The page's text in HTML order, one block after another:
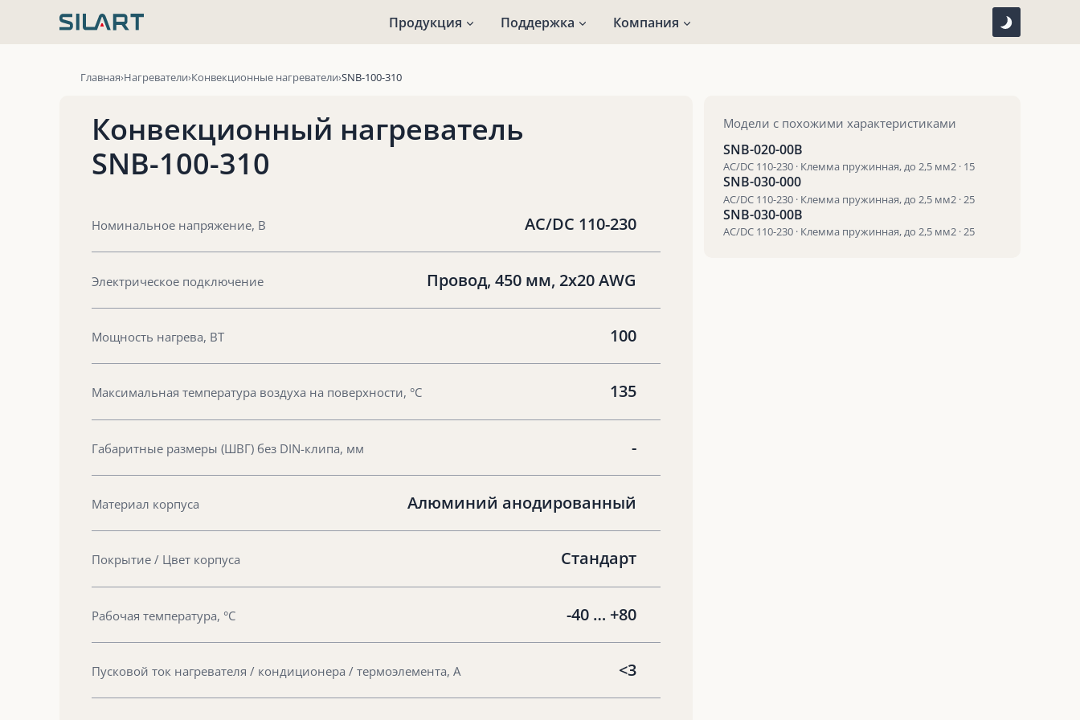
Продукция Поддержка Компания
Главная Нагреватели Конвекционные нагреватели SNB-100-310
Конвекционный нагреватель
SNB-100-310
Номинальное напряжение, В AC/DC 110-230
Электрическое подключение Провод, 450 мм, 2х20 AWG
Мощность нагрева, ВТ 100
Максимальная температура воздуха на поверхности, °С 135
Габаритные размеры (ШВГ) без DIN-клипа, мм -
Материал корпуса Алюминий анодированный
Покрытие / Цвет корпуса Стандарт
Рабочая температура, °С -40 … +80
Пусковой ток нагревателя / кондиционера / термоэлемента, А <3
Модели с похожими характеристиками
SNB-020-00B
AC/DC 110-230 · Клемма пружинная, до 2,5 мм2 · 15
SNB-030-000
AC/DC 110-230 · Клемма пружинная, до 2,5 мм2 · 25
SNB-030-00B
AC/DC 110-230 · Клемма пружинная, до 2,5 мм2 · 25